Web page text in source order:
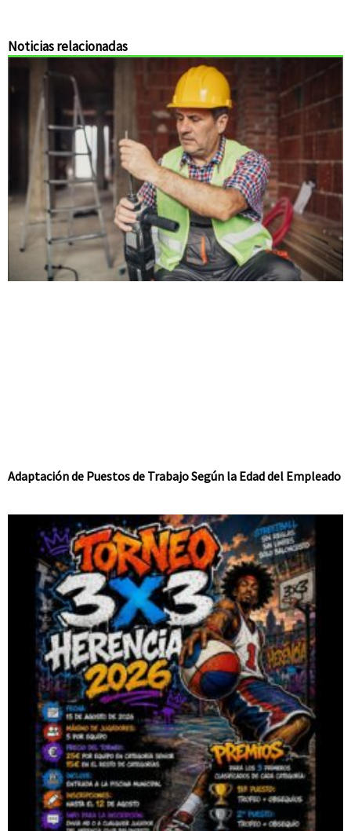
Noticias relacionadas
Adaptación de Puestos de Trabajo Según la Edad del Empleado